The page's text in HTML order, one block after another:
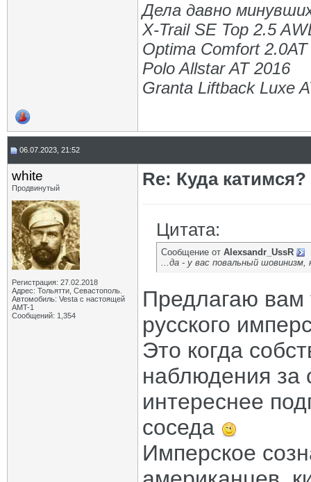
Дела давно
X-Trail SE Top 2.5
Optima Comfort
Polo Allstar AT 2016
Granta Liftback Luxe
06.07.2023, 21:52
white
Продвинутый
Регистрация: 27.02.2018
Адрес: Тольятти, Севастополь.
Автомобиль: Vesta с настоящей
AMT-1
Сообщений: 1,354
Re: Куда катимся?
Цитата:
Сообщение от Alexsandr_UssR
...да - у вас повальный шовинизм,
Предлагаю вам
русского
Это когда
наблюдения за
интереснее
соседа
Имперское